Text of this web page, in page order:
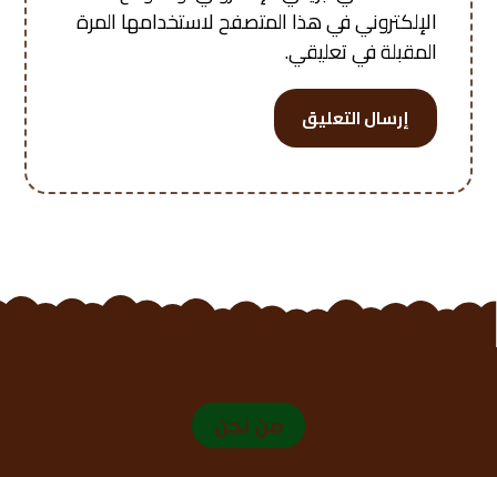
الإلكتروني في هذا المتصفح لاستخدامها المرة
المقبلة في تعليقي.
إرسال التعليق
من نحن